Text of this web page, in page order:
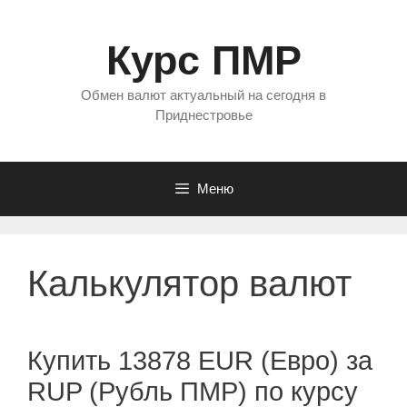
Курс ПМР
Обмен валют актуальный на сегодня в
Приднестровье
Меню
Калькулятор валют
Купить 13878 EUR (Евро) за
RUP (Рубль ПМР) по курсу